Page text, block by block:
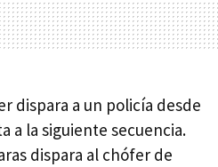
dispara a un policía desde
a la siguiente secuencia.
dispara al chófer de